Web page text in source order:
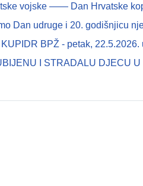
vojske —— Dan Hrvatske
Dan udruge i 20. godišnjicu
BPŽ - petak, 22.5.2026.
I STRADALU DJECU U